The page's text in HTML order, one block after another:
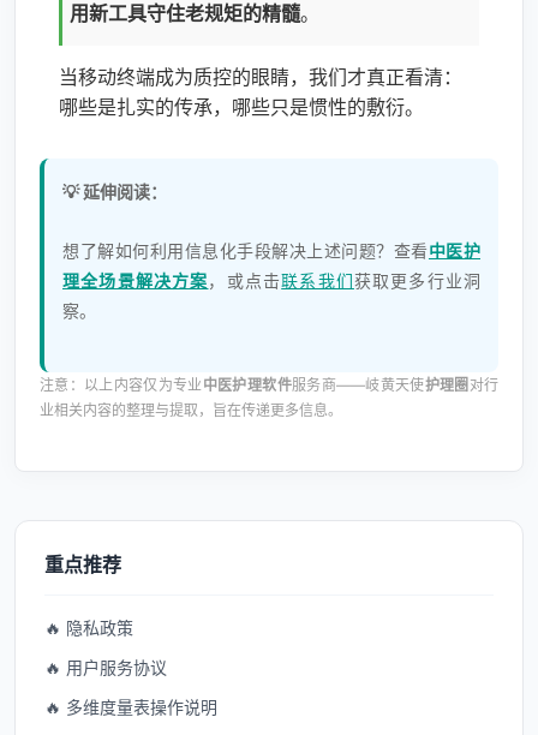
用新工具守住老规矩的精髓。
当移动终端成为质控的眼睛，我们才真正看清：
哪些是扎实的传承，哪些只是惯性的敷衍。
💡 延伸阅读：
想了解如何利用信息化手段解决上述问题？查看中医护
理全场景解决方案，或点击联系我们获取更多行业洞
察。
注意：以上内容仅为专业中医护理软件服务商——岐黄天使护理圈 对行
业相关内容的整理与提取，旨在传递更多信息。
重点推荐
🔥 隐私政策
🔥 用户服务协议
🔥 多维度量表操作说明